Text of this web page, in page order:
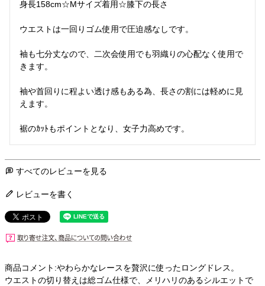
身長158cm☆Mサイズ着用☆膝下の長さ
ウエストは一回りゴム使用で圧迫感なしです。
袖も七分丈なので、二次会使用でも羽織りの心配なく使用で
きます。
袖や首回りに程よい透け感もある為、長さの割には軽めに見
えます。
裾のｶｯﾄもポイントとなり、女子力高めです。
すべてのレビューを見る
レビューを書く
商品コメント:やわらかなレースを贅沢に使ったロングドレス。
ウエストの切り替えは総ゴム仕様で、メリハリのあるシルエットで